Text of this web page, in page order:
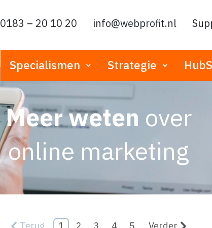
0183 – 20 10 20 info@webprofit.nl
Specialismen Strategie
Meer weten over
online marketing